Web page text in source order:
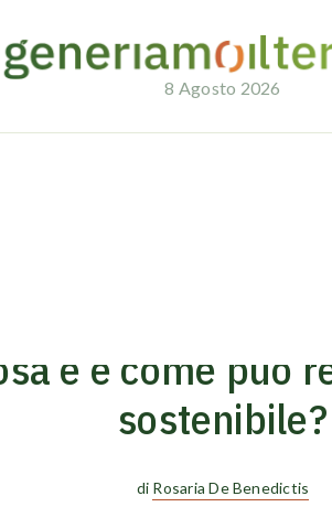
8 Agosto 2026
più sostenibile?
è e come può
sostenibile?
di Rosaria De Benedictis